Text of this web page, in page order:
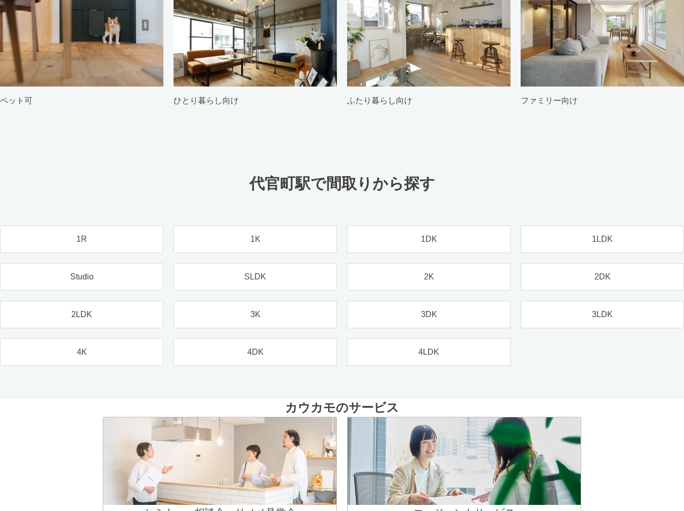
ペット可 ひとり暮らし向け ふたり暮らし向け ファミリー向け
代官町駅で間取りから探す
1R 1K 1DK 1LDK
Studio SLDK 2K 2DK
2LDK 3K 3DK 3LDK
4K 4DK 4LDK
カウカモのサービス